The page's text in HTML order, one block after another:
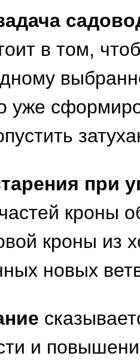
в том,
уже
при
кроны
кроны из
новых
и